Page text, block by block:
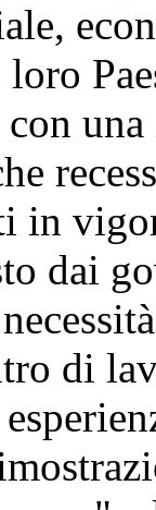
in
dai
di